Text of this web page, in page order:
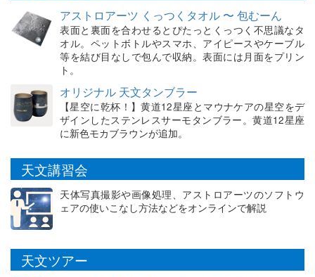
アストロアーツ くっつくタオル 〜 包むーん
表面と裏面を合わせるとぴたっとくっつく不思議なタ
オル。ペットボトルやスマホ、アイピースやケーブル
等を結び目なしで包んで収納。表面には月面をプリン
ト。
オリジナル 天文タンブラー
【星空に乾杯！】黄道12星座とマウナケアの星空をデ
ザインしたステンレスサーモタンブラー。黄道12星座
に新色モカブラウンが追加。
天文講習会
天体写真撮影や画像処理、アストロアーツのソフトウ
ェアの使いこなし方法などをオンラインで解説
天文ツアー